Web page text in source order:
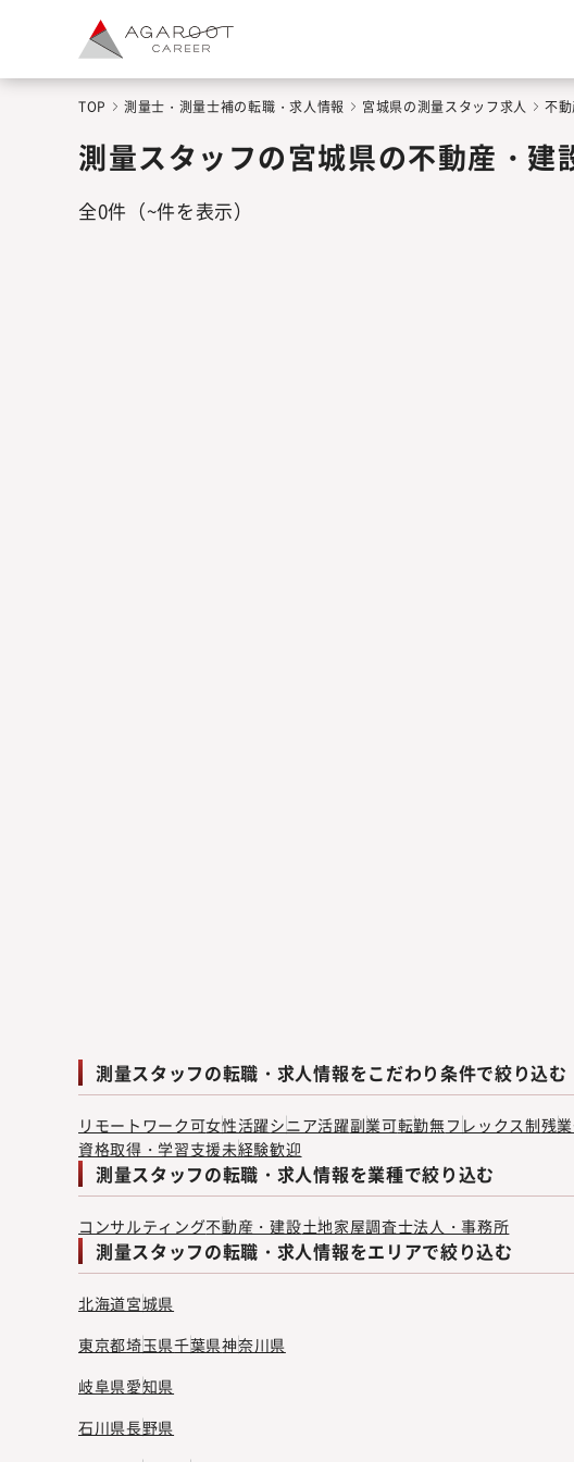
TOP 測量士・測量士補の転職・求人情報 宮城県の測量スタッフ求人 不
測量スタッフの宮城県の不動産・建
全0件 （~件を表示）
測量スタッフの転職・求人情報をこだわり条件で絞り込む
リモートワーク可女性活躍シニア活躍副業可転勤無フレックス制残
資格取得・学習支援未経験歓迎
測量スタッフの転職・求人情報を業種で絞り込む
コンサルティング不動産・建設土地家屋調査士法人・事務所
測量スタッフの転職・求人情報をエリアで絞り込む
北海道宮城県
東京都埼玉県千葉県神奈川県
岐阜県愛知県
石川県長野県